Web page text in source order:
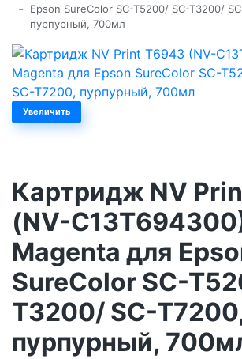
-
Epson SureColor SC-T5200/ SC-T3200/
пурпурный, 700мл
Увеличить
Картридж NV
(NV-
Magenta для
SureColor SC-
T3200/ SC-
пурпурный,